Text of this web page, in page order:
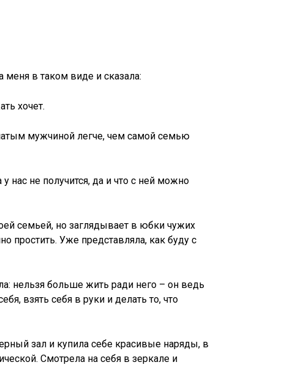
меня в таком виде и сказала:
хочет.
мужчиной легче, чем самой семью
нас не получится, да и что с ней можно
семьей, но заглядывает в юбки чужих
простить. Уже представляла, как буду с
нельзя больше жить ради него – он ведь
взять себя в руки и делать то, что
зал и купила себе красивые наряды, в
Смотрела на себя в зеркале и